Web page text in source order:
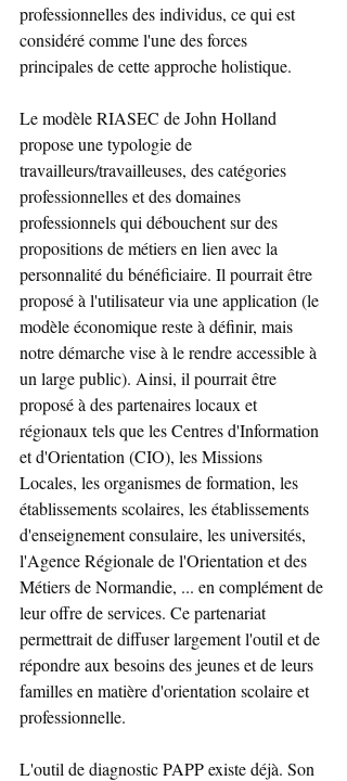
professionnelles des individus, ce qui est
considéré comme l'une des forces
principales de cette approche holistique.
Le modèle RIASEC de John Holland
propose une typologie de
travailleurs/travailleuses, des catégories
professionnelles et des domaines
professionnels qui débouchent sur des
propositions de métiers en lien avec la
personnalité du bénéficiaire. Il pourrait être
proposé à l'utilisateur via une application (le
modèle économique reste à définir, mais
notre démarche vise à le rendre accessible à
un large public). Ainsi, il pourrait être
proposé à des partenaires locaux et
régionaux tels que les Centres d'Information
et d'Orientation (CIO), les Missions
Locales, les organismes de formation, les
établissements scolaires, les établissements
d'enseignement consulaire, les universités,
l'Agence Régionale de l'Orientation et des
Métiers de Normandie, ... en complément de
leur offre de services. Ce partenariat
permettrait de diffuser largement l'outil et de
répondre aux besoins des jeunes et de leurs
familles en matière d'orientation scolaire et
professionnelle.
L'outil de diagnostic PAPP existe déjà. Son